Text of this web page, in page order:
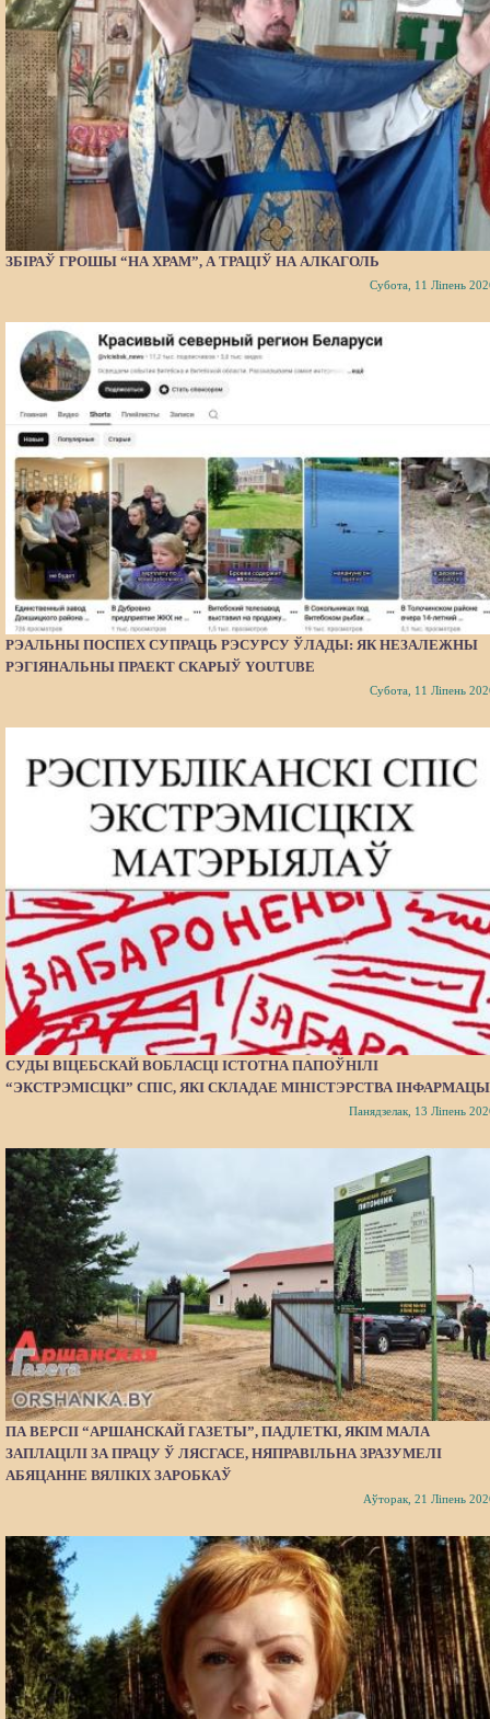
ЗБІРАЎ ГРОШЫ “НА ХРАМ”, А ТРАЦІЎ НА АЛКАГОЛЬ
Субота, 11 Ліпень
РЭАЛЬНЫ ПОСПЕХ СУПРАЦЬ РЭСУРСУ ЎЛАДЫ: ЯК НЕЗАЛЕЖНЫ
РЭГІЯНАЛЬНЫ ПРАЕКТ СКАРЫЎ YOUTUBE
Субота, 11 Ліпень
СУДЫ ВІЦЕБСКАЙ ВОБЛАСЦІ ІСТОТНА ПАПОЎНІЛІ
“ЭКСТРЭМІСЦКІ” СПІС, ЯКІ СКЛАДАЕ МІНІСТЭРСТВА
Панядзелак, 13 Ліпень
ПА ВЕРСІІ “АРШАНСКАЙ ГАЗЕТЫ”, ПАДЛЕТКІ, ЯКІМ МАЛА
ЗАПЛАЦІЛІ ЗА ПРАЦУ Ў ЛЯСГАСЕ, НЯПРАВІЛЬНА ЗРАЗУМЕЛІ
АБЯЦАННЕ ВЯЛІКІХ ЗАРОБКАЎ
Аўторак, 21 Ліпень